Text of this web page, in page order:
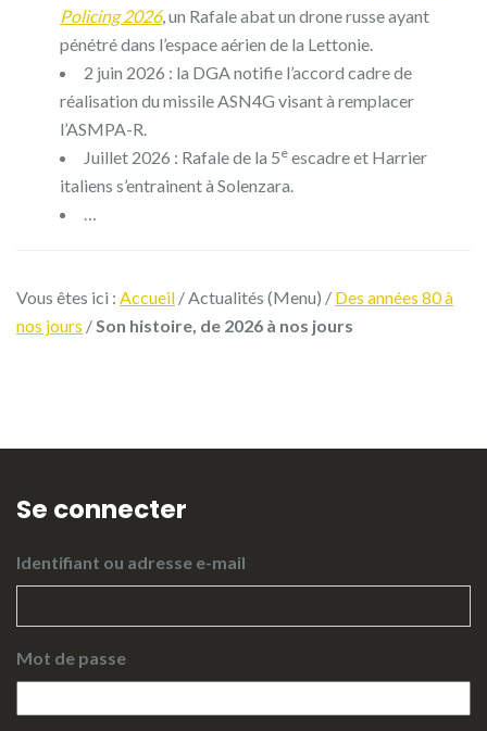
Policing 2026, un Rafale abat un drone russe ayant
pénétré dans l’espace aérien de la Lettonie.
2 juin 2026 : la DGA notifie l’accord cadre de
réalisation du missile ASN4G visant à remplacer
l’ASMPA-R.
Juillet 2026 : Rafale de la 5e escadre et Harrier
italiens s’entrainent à Solenzara.
Vous êtes ici : Accueil / Actualités (Menu) / Des années 80 à
nos jours / Son histoire, de 2026 à nos jours
Se connecter
Identifiant ou adresse e-mail
Mot de passe